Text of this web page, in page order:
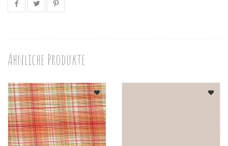
Ähnliche Produkte